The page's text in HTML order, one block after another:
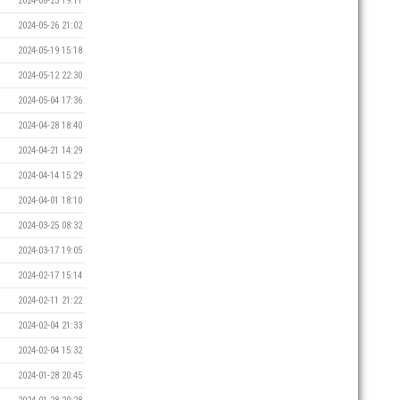
2024-05-26 21:02
2024-05-19 15:18
2024-05-12 22:30
2024-05-04 17:36
2024-04-28 18:40
2024-04-21 14:29
2024-04-14 15:29
2024-04-01 18:10
2024-03-25 08:32
2024-03-17 19:05
2024-02-17 15:14
2024-02-11 21:22
2024-02-04 21:33
2024-02-04 15:32
2024-01-28 20:45